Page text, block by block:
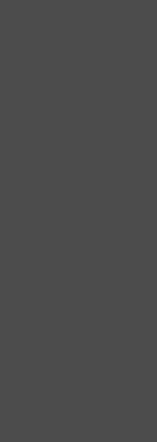
die